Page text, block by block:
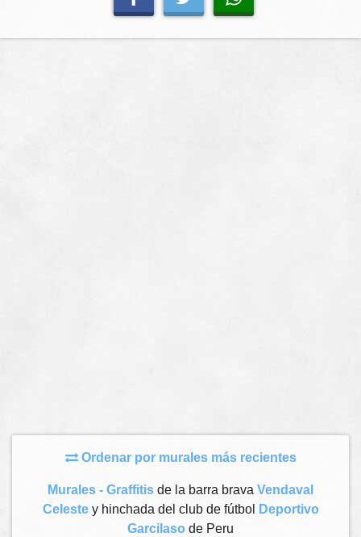
Ordenar por murales más recientes
Murales - Graffitis de la barra brava Vendaval
Celestey hinchada del club de fútbol
Deportivo
Garcilaso de Peru